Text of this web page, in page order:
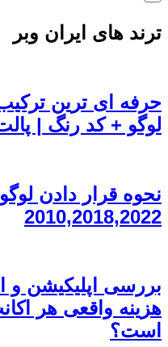
ترند های ایران وبر
حرفه ای ترین
لوگو + کد رنگ |
2010,2018,2022
بررسی اپلیکیشن
هزینه واقعی هر
است؟